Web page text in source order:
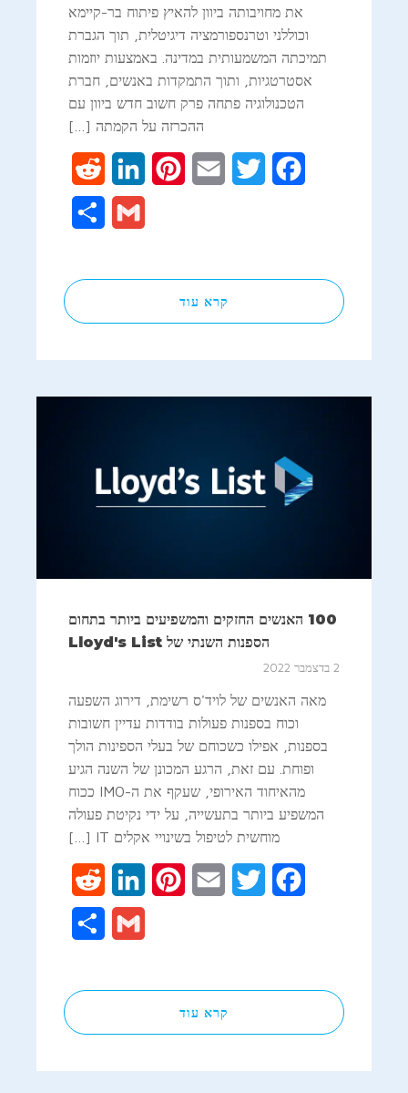
את מחויבותה ביוון להאיץ פיתוח בר-קיימא
וכוללני וטרנספורמציה דיגיטלית, תוך הגברת
תמיכתה המשמעותית במדינה. באמצעות יוזמות
אסטרטגיות, ותוך התמקדות באנשים, חברת
הטכנולוגיה פתחה פרק חשוב חדש ביוון עם
ההכרזה על הקמתה […]
Facebook
Twitter
Email
Pinterest
LinkedIn
Gmail
קרא עוד
100 האנשים החזקים והמשפיעים ביותר בתחום
הספנות השנתי של Lloyd's List
2 בדצמבר 2022
מאה האנשים של לויד'ס רשימת, דירוג השפעה
וכוח בספנות פעולות בודדות עדיין חשובות
בספנות, אפילו כשכוחם של בעלי הספינות הולך
ופוחת. עם זאת, הרגע המכונן של השנה הגיע
מהאיחוד האירופי, שעקף את ה-IMO ככוח
המשפיע ביותר בתעשייה, על ידי נקיטת פעולה
מוחשית לטיפול בשינויי אקלים IT […]
Facebook
Twitter
Email
Pinterest
LinkedIn
Gmail
קרא עוד